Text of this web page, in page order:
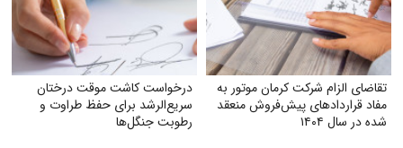
تقاضای الزام شرکت کرمان موتور به
مفاد قراردادهای پیش‌فروش منعقد
شده در سال ۱۴۰۴
درخواست کاشت موقت درختان
سریع‌الرشد برای حفظ طراوت و
رطوبت جنگل‌ها